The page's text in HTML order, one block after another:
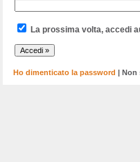
La prossima volta, accedi
Ho dimenticato la password |